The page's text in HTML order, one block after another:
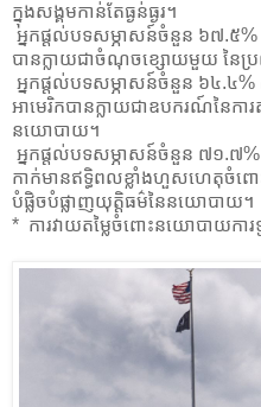
ក្នុងសង្គមកាន់តែធ្ងន់ធ្ងរ​។
អ្នកផ្តល់បទសម្ភាសន៍ចំនួន ៦៧.៥
បាន​ក្លាយជា​ចំណុចខ្សោយ​មួយ​ នៃ​ប្រ
អ្នកផ្តល់បទសម្ភាសន៍ចំនួន ៦៤.៤
អាមេរិកបានក្លាយជា​ឧបករណ៍នៃក
នយោបាយ។​
អ្នកផ្តល់បទសម្ភាសន៍ចំនួន ៧១.
កាក់មានឥទ្ធិពលខ្លាំងហួសហេតុ​ចំពោ
បំផ្លិចបំផ្លាញ​យុត្តិធម៌​នៃ​​នយោបាយ។
* ការវាយតម្លៃ​ចំពោះ​នយោបាយ​ការ